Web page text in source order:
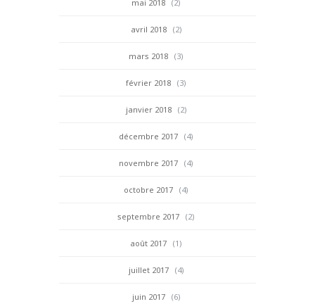
mai 2018 (2)
avril 2018 (2)
mars 2018 (3)
février 2018 (3)
janvier 2018 (2)
décembre 2017 (4)
novembre 2017 (4)
octobre 2017 (4)
septembre 2017 (2)
août 2017 (1)
juillet 2017 (4)
juin 2017 (6)